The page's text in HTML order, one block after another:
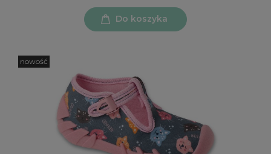
Do koszyka
nowość